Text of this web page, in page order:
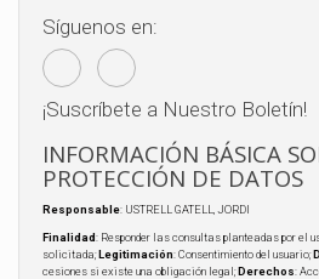
Síguenos en:
¡Suscríbete a Nuestro Boletín!
INFORMACIÓN BÁSICA
PROTECCIÓN DE DATOS
Responsable: USTRELL GATELL, JORDI
Finalidad: Responder las consultas planteadas por el
solicitada;Legitimación: Consentimiento del usuario;
cesiones si existe una obligación legal;Derechos: